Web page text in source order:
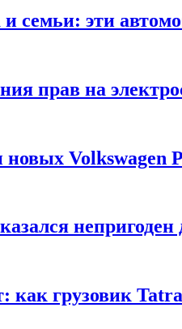
семьи: эти
прав на
Volkswagen
как грузовик